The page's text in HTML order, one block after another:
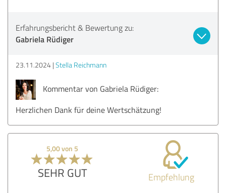
Erfahrungsbericht & Bewertung zu:
Gabriela Rüdiger
23.11.2024 Stella Reichmann
Kommentar von Gabriela Rüdiger:
Herzlichen Dank für deine Wertschätzung!
5,00 von 5
SEHR GUT Empfehlung